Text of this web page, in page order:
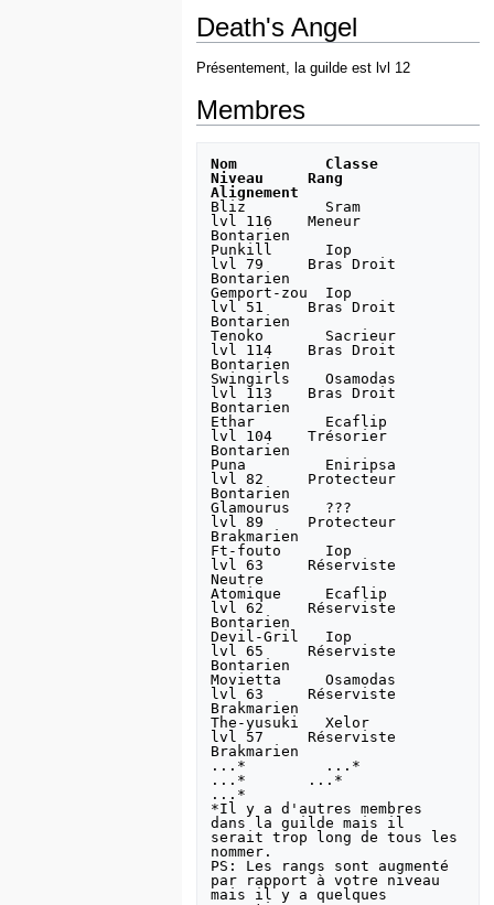
Death's Angel
Présentement, la guilde est lvl 12
Membres
Nom          Classe
Niveau     Rang
Alignement
Bliz         Sram
lvl 116    Meneur
Bontarien
Punkill      Iop
lvl 79     Bras Droit
Bontarien
Gemport-zou  Iop
lvl 51     Bras Droit
Bontarien
Tenoko       Sacrieur
lvl 114    Bras Droit
Bontarien
Swingirls    Osamodas
lvl 113    Bras Droit
Bontarien
Ethar        Ecaflip
lvl 104    Trésorier
Bontarien
Puna         Eniripsa
lvl 82     Protecteur
Bontarien
Glamourus    ???
lvl 89     Protecteur
Brakmarien
Ft-fouto     Iop
lvl 63     Réserviste
Neutre
Atomique     Ecaflip
lvl 62     Réserviste
Bontarien
Devil-Gril   Iop
lvl 65     Réserviste
Bontarien
Movietta     Osamodas
lvl 63     Réserviste
Brakmarien
The-yusuki   Xelor
lvl 57     Réserviste
Brakmarien
...*         ...*
...*       ...*
...*
*Il y a d'autres membres
dans la guilde mais il
serait trop long de tous les
nommer.
PS: Les rangs sont augmenté
par rapport à votre niveau
mais il y a quelques